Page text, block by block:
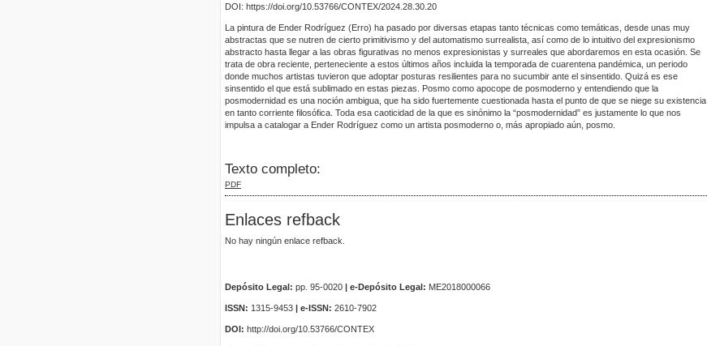
DOI: https://doi.org/10.53766/CONTEX/2024.28.30.20
La pintura de Ender Rodríguez (Erro) ha pasado por diversas etapas tanto técnicas como temáticas, desde unas muy
abstractas que se nutren de cierto primitivismo y del automatismo surrealista, así como de lo intuitivo del expresionismo
abstracto hasta llegar a las obras figurativas no menos expresionistas y surreales que abordaremos en esta ocasión. Se
trata de obra reciente, perteneciente a estos últimos años incluida la temporada de cuarentena pandémica, un periodo
donde muchos artistas tuvieron que adoptar posturas resilientes para no sucumbir ante el sinsentido. Quizá es ese
sinsentido el que está sublimado en estas piezas. Posmo como apocope de posmoderno y entendiendo que la
posmodernidad es una noción ambigua, que ha sido fuertemente cuestionada hasta el punto de que se niege su existencia
en tanto corriente filosófica. Toda esa caoticidad de la que es sinónimo la “posmodernidad” es justamente lo que nos
impulsa a catalogar a Ender Rodríguez como un artista posmoderno o, más apropiado aún, posmo.
Texto completo:
PDF
Enlaces refback
No hay ningún enlace refback.
Depósito Legal: pp. 95-0020 | e-Depósito Legal: ME2018000066
ISSN: 1315-9453 | e-ISSN: 2610-7902
DOI: http://doi.org/10.53766/CONTEX